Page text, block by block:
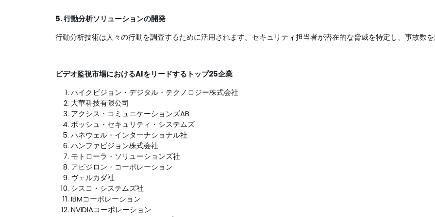
5. 行動分析ソリューションの開発
行動分析技術は人々の行動を調査するために活用されます。セキュリティ担当者が潜在的な脅威を特定し、事故数を
ビデオ監視市場におけるAIをリードするトップ25企業
ハイクビジョン・デジタル・テクノロジー株式会社
大華科技有限公司
アクシス・コミュニケーションズAB
ボッシュ・セキュリティ・システムズ
ハネウェル・インターナショナル社
ハンファビジョン株式会社
モトローラ・ソリューションズ社
アビジロン・コーポレーション
ヴェルカダ社
シスコ・システムズ社
IBMコーポレーション
NVIDIAコーポレーション